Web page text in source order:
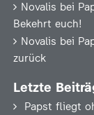
Novalis bei
Bekehrt euch!
Novalis bei
zurück
Letzte
Papst fliegt